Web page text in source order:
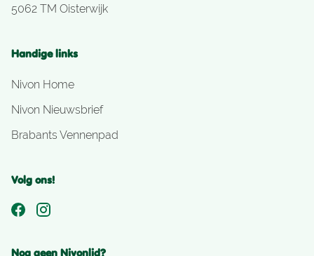
5062 TM Oisterwijk
Handige links
Nivon Home
Nivon Nieuwsbrief
Brabants Vennenpad
Volg ons!
Nog geen Nivonlid?